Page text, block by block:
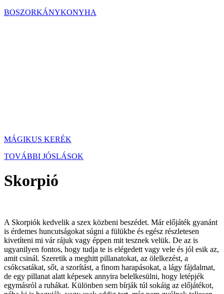
BOSZORKÁNYKONYHA
MÁGIKUS KERÉK
TOVÁBBI JÓSLÁSOK
Skorpió
A Skorpiók kedvelik a szex közbeni beszédet. Már előjáték gyanánt
is érdemes huncutságokat súgni a fülükbe és egész részletesen
kivetíteni mi vár rájuk vagy éppen mit tesznek velük. De az is
ugyanilyen fontos, hogy tudja te is elégedett vagy vele és jól esik az,
amit csinál. Szeretik a meghitt pillanatokat, az ölelkezést, a
csókcsatákat, sőt, a szorítást, a finom harapásokat, a lágy fájdalmat,
de egy pillanat alatt képesek annyira belelkesülni, hogy letépjék
egymásról a ruhákat. Különben sem bírják túl sokáig az előjátékot,